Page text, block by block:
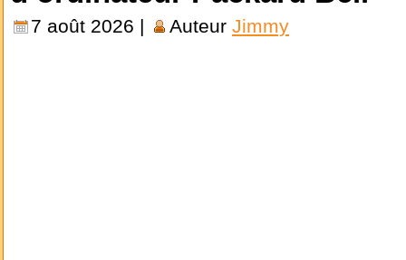
7 août 2026 | Auteur Jimmy